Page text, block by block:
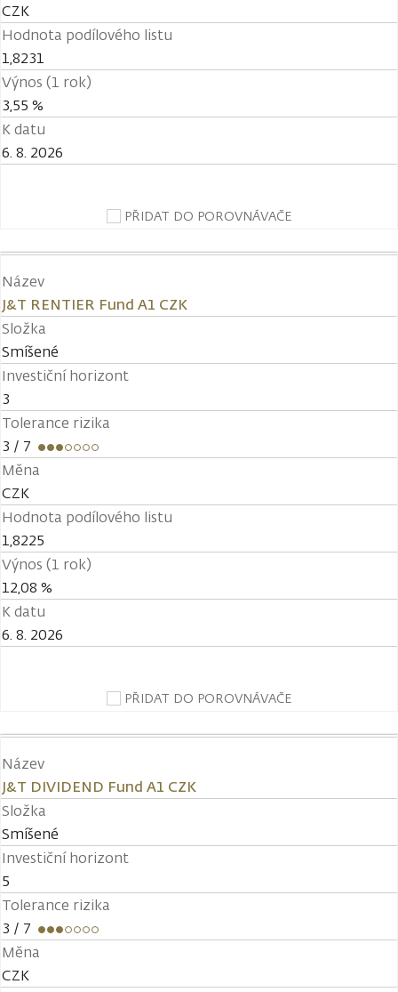
CZK
Hodnota podílového listu
1,8231
Výnos (1 rok)
3,55 %
K datu
6. 8. 2026
PŘIDAT DO POROVNÁVAČE
Název
J&T RENTIER Fund A1 CZK
Složka
Smíšené
Investiční horizont
3
Tolerance rizika
3 / 7
Měna
CZK
Hodnota podílového listu
1,8225
Výnos (1 rok)
12,08 %
K datu
6. 8. 2026
PŘIDAT DO POROVNÁVAČE
Název
J&T DIVIDEND Fund A1 CZK
Složka
Smíšené
Investiční horizont
5
Tolerance rizika
3 / 7
Měna
CZK